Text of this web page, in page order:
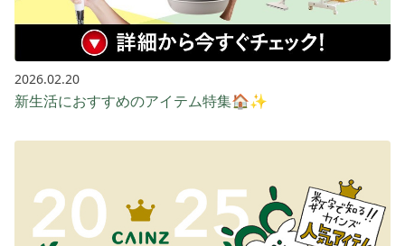
2026.02.20
新生活におすすめのアイテム特集🏠✨